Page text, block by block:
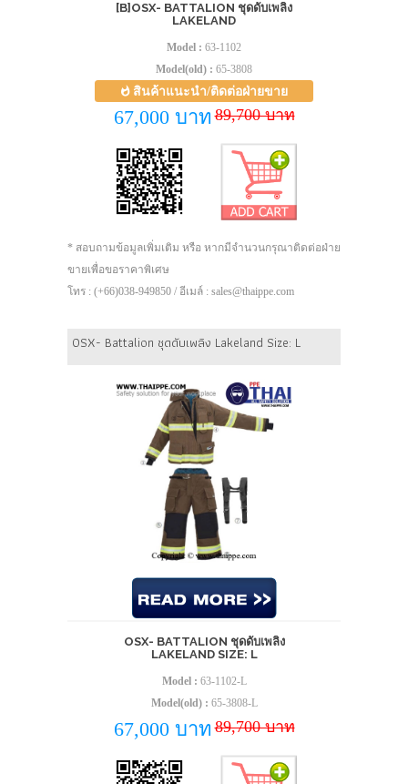
[B]OSX- BATTALION ชุดดับเพลิง
LAKELAND
Model : 63-1102
Model(old) : 65-3808
สินค้าแนะนำ/ติดต่อฝ่ายขาย
67,000 บาท 89,700 บาท
* สอบถามข้อมูลเพิ่มเติม หรือ หากมีจำนวนกรุณาติดต่อฝ่าย
ขายเพื่อขอราคาพิเศษ
โทร : (+66)038-949850 / อีเมล์ : sales@thaippe.com
OSX- Battalion ชุดดับเพลิง Lakeland Size: L
OSX- BATTALION ชุดดับเพลิง
LAKELAND SIZE: L
Model : 63-1102-L
Model(old) : 65-3808-L
67,000 บาท 89,700 บาท